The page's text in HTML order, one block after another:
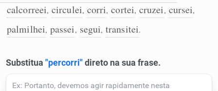
Resumir Texto
Detector de IA
calcorreei, circulei, corri, cortei, cruzei, cursei,
palmilhei, passei, segui, transitei.